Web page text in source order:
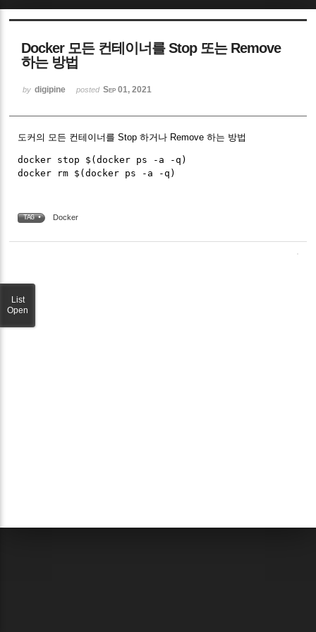
Docker 모든 컨테이너를 Stop 또는 Remove
하는 방법
by digipine posted Sep 01, 2021
도커의 모든 컨테이너를 Stop 하거나 Remove 하는 방법
docker stop $(docker ps -a -q)
TAG • Docker
List
Open
Sketchbook5, 스케치북5
Sketchbook5, 스케치북5